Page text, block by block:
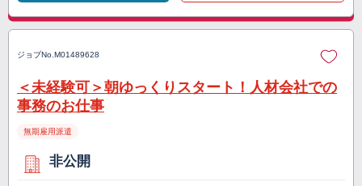
ジョブNo. M01489628
＜未経験可＞朝ゆっくりスタート！人材会社での
事務のお仕事
無期雇用派遣
非公開